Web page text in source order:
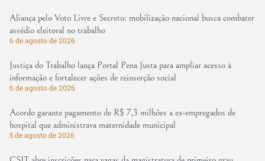
Aliança pelo Voto Livre e Secreto: mobilização nacional busca combater
assédio eleitoral no trabalho
6 de agosto de 2026
Justiça do Trabalho lança Portal Pena Justa para ampliar acesso à
informação e fortalecer ações de reinserção social
6 de agosto de 2026
Acordo garante pagamento de R$ 7,3 milhões a ex-empregados de
hospital que administrava maternidade municipal
5 de agosto de 2026